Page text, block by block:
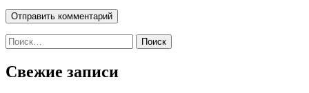
Найти:
Свежие записи